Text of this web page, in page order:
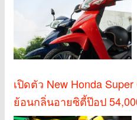
เปิดตัว New Honda
ย้อนกลิ่นอายซิตี้ป๊อป